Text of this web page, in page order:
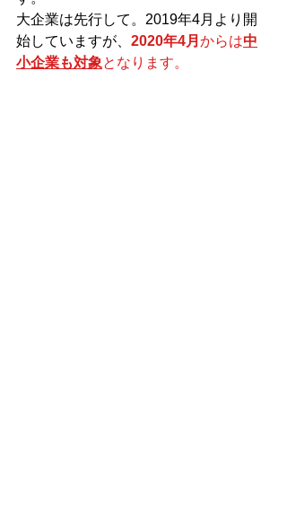
大企業は先行して。2019年4月より開
始していますが、 2020年4月 からは中
小企業も対象となります。